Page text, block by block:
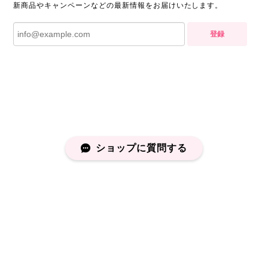
新商品やキャンペーンなどの最新情報をお届けいたします。
登録
ショップに質問する